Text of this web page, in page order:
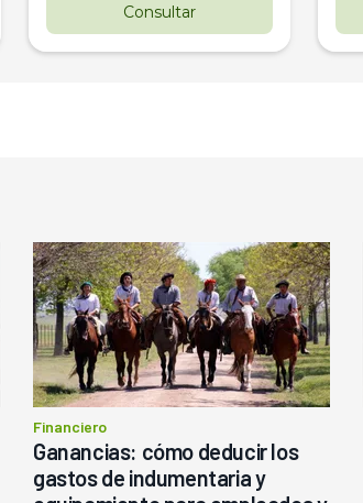
Consultar
Financiero
Ganancias: cómo deducir los
gastos de indumentaria y